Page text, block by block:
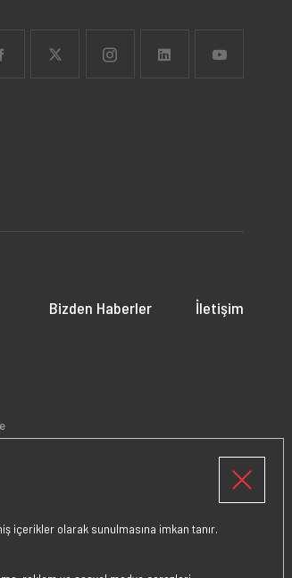
Bizden Haberler İletişim
içerikler olarak sunulmasına imkan tanır.